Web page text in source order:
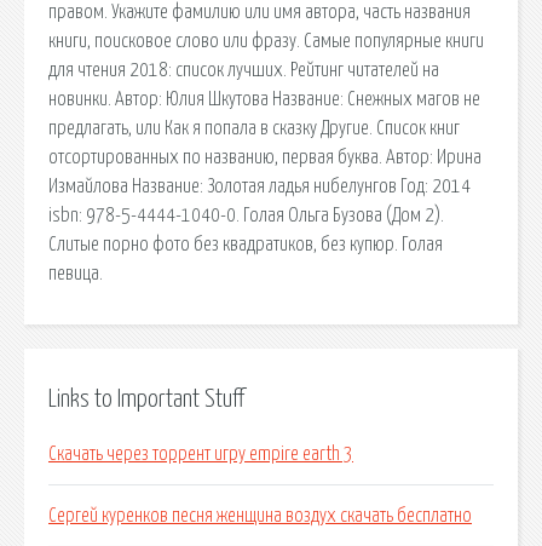
правом. Укажите фамилию или имя автора, часть названия
книги, поисковое слово или фразу. Самые популярные книги
для чтения 2018: список лучших. Рейтинг читателей на
новинки. Автор: Юлия Шкутова Название: Снежных магов не
предлагать, или Как я попала в сказку Другие. Список книг
отсортированных по названию, первая буква. Автор: Ирина
Измайлова Название: Золотая ладья нибелунгов Год: 2014
isbn: 978-5-4444-1040-0. Голая Ольга Бузова (Дом 2).
Слитые порно фото без квадратиков, без купюр. Голая
певица.
Links to Important Stuff
Скачать через торрент игру empire earth 3
Сергей куренков песня женщина воздух скачать бесплатно